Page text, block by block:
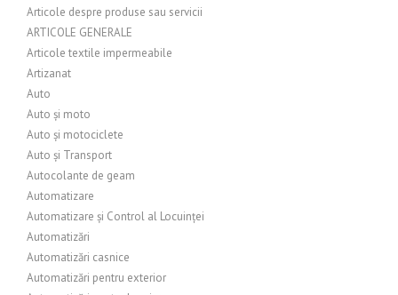
Articole despre produse sau servicii
ARTICOLE GENERALE
Articole textile impermeabile
Artizanat
Auto
Auto și moto
Auto și motociclete
Auto și Transport
Autocolante de geam
Automatizare
Automatizare și Control al Locuinței
Automatizări
Automatizări casnice
Automatizări pentru exterior